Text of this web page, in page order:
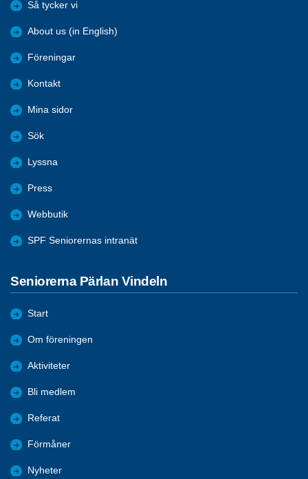
Så tycker vi
About us (in English)
Föreningar
Kontakt
Mina sidor
Sök
Lyssna
Press
Webbutik
SPF Seniorernas intranät
Seniorerna Pärlan Vindeln
Start
Om föreningen
Aktiviteter
Bli medlem
Referat
Förmåner
Nyheter